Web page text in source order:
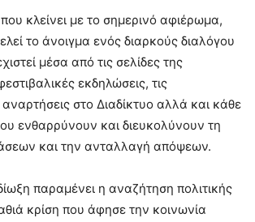
κλείνει με το σημερινό αφιέρωμα,
το άνοιγμα ενός διαρκούς διαλόγου
μέσα από τις σελίδες της
εκδηλώσεις, τις
αναρτήσεις στο Διαδίκτυο αλλά και κάθε
ενθαρρύνουν και διευκολύνουν τη
και την ανταλλαγή απόψεων.
παραμένει η αναζήτηση πολιτικής
κρίση που άφησε την κοινωνία